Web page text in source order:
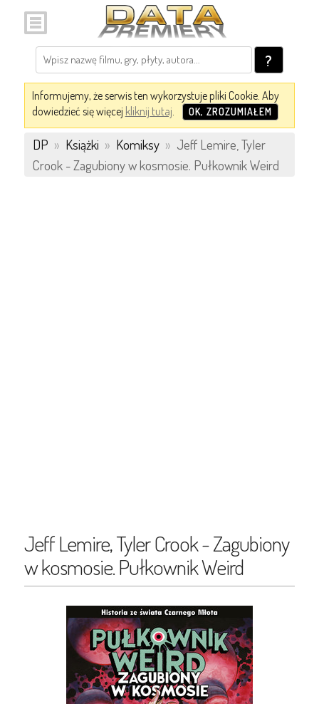
?
Informujemy, że serwis ten wykorzystuje pliki Cookie. Aby
dowiedzieć się więcej kliknij tutaj. OK, ZROZUMIAŁEM
DP » Książki » Komiksy » Jeff Lemire, Tyler
Crook - Zagubiony w kosmosie. Pułkownik Weird
Jeff Lemire, Tyler Crook - Zagubiony
w kosmosie. Pułkownik Weird